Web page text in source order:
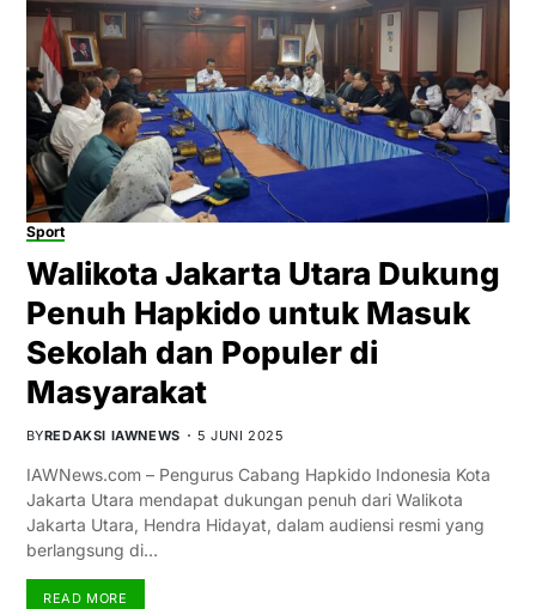
Sport
Walikota Jakarta Utara Dukung
Penuh Hapkido untuk Masuk
Sekolah dan Populer di
Masyarakat
BYREDAKSI IAWNEWS 5 JUNI 2025
IAWNews.com – Pengurus Cabang Hapkido Indonesia Kota
Jakarta Utara mendapat dukungan penuh dari Walikota
Jakarta Utara, Hendra Hidayat, dalam audiensi resmi yang
berlangsung di…
READ MORE